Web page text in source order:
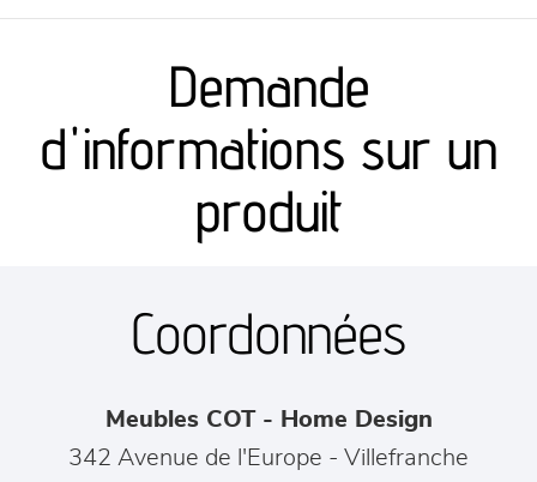
canapés et fauteuils
séjours
meubles de complément
chambres et dressing
décoration
Demande
d'informations sur un
produit
Coordonnées
Meubles COT - Home Design
342 Avenue de l'Europe - Villefranche